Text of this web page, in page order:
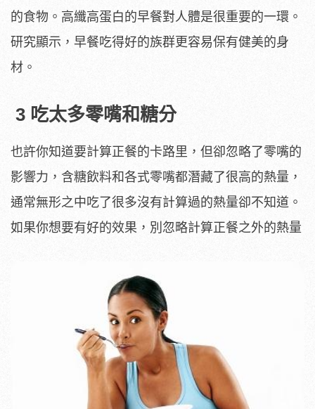
的食物。高纖高蛋白的早餐對人體是很重要的一環。
研究顯示，早餐吃得好的族群更容易保有健美的身
材。
3 吃太多零嘴和糖分
也許你知道要計算正餐的卡路里，但卻忽略了零嘴的
影響力，含糖飲料和各式零嘴都潛藏了很高的熱量，
通常無形之中吃了很多沒有計算過的熱量卻不知道。
如果你想要有好的效果，別忽略計算正餐之外的熱量